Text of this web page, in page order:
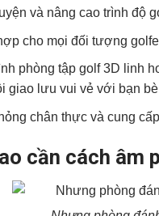
và nâng cao trình độ
cho mọi đối tượng
phòng tập golf 3D linh
giao lưu vui vẻ với bạn
chân thực và cung
cần cách âm